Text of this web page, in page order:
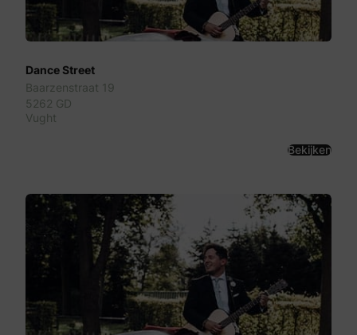
Dance Street
Baarzenstraat 19
5262 GD
Vught
Bekijken